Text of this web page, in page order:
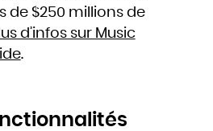
de $250 millions de
d’infos sur Music
.